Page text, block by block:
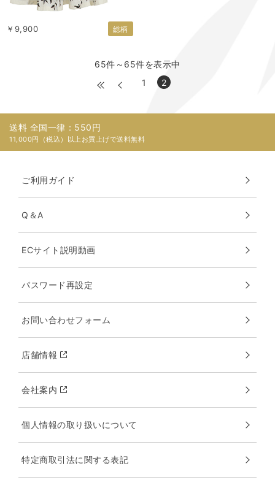
￥9,900 総柄
65件～65件を表示中
1
2
送料 全国一律：550円
11,000円（税込）以上お買上げで送料無料
ご利用ガイド
Q＆A
ECサイト説明動画
パスワード再設定
お問い合わせフォーム
店舗情報
会社案内
個人情報の取り扱いについて
特定商取引法に関する表記